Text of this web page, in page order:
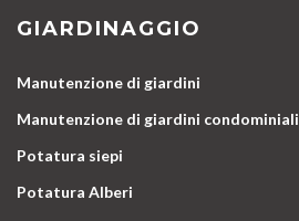
GIARDINAGGIO
Manutenzione di giardini
Manutenzione di giardini condominiali
Potatura siepi
Potatura Alberi